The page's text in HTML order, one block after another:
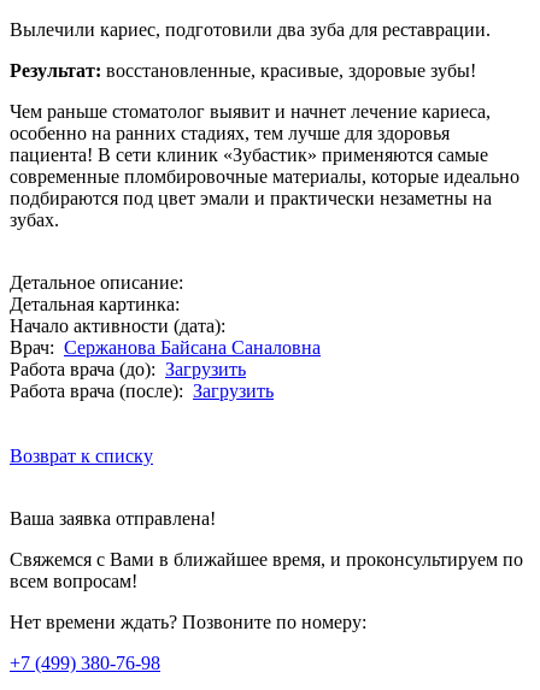
Вылечили кариес, подготовили два зуба для реставрации.
Результат: восстановленные, красивые, здоровые зубы!
Чем раньше стоматолог выявит и начнет лечение кариеса,
особенно на ранних стадиях, тем лучше для здоровья
пациента! В сети клиник «Зубастик» применяются самые
современные пломбировочные материалы, которые идеально
подбираются под цвет эмали и практически незаметны на
зубах.
Детальное описание:
Детальная картинка:
Начало активности (дата):
Врач: Сержанова Байсана Саналовна
Работа врача (до): Загрузить
Работа врача (после): Загрузить
Возврат к списку
Ваша заявка отправлена!
Свяжемся с Вами в ближайшее время, и проконсультируем по
всем вопросам!
Нет времени ждать? Позвоните по номеру:
+7 (499) 380-76-98